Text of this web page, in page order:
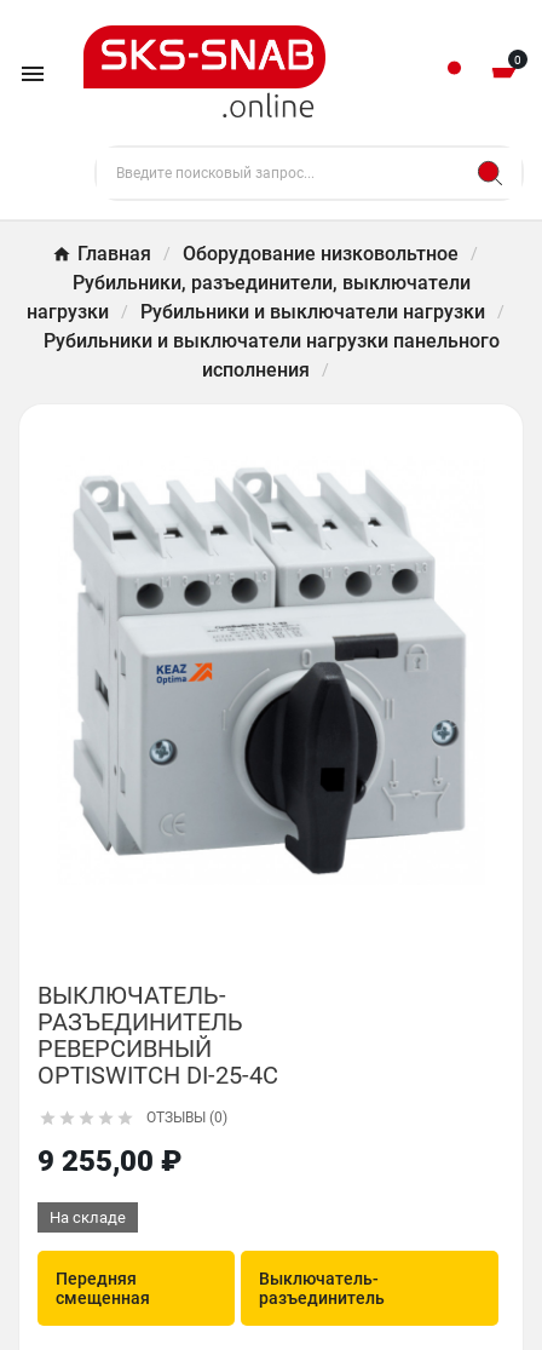
 0
Главная
Оборудование низковольтное
Рубильники, разъединители, выключатели
нагрузки
Рубильники и выключатели нагрузки
Рубильники и выключатели нагрузки панельного
исполнения
ВЫКЛЮЧАТЕЛЬ-
РАЗЪЕДИНИТЕЛЬ
РЕВЕРСИВНЫЙ
OPTISWITCH DI-25-4C
     ОТЗЫВЫ (0)
9 255,00 ₽
На складе
Передняя
смещенная
Выключатель-
разъединитель